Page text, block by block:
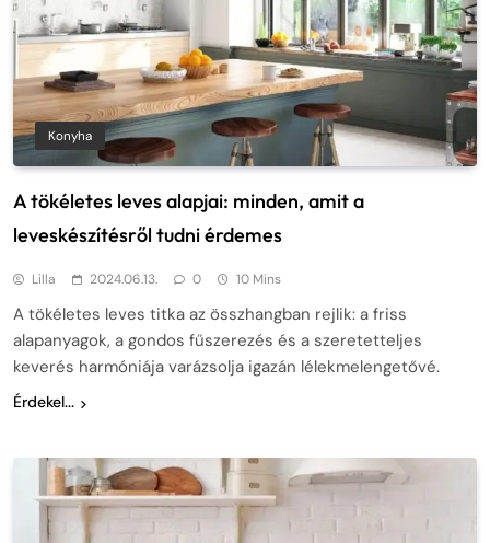
Konyha
A tökéletes leves alapjai: minden, amit a
leveskészítésről tudni érdemes
Lilla 2024.06.13. 0 10 Mins
A tökéletes leves titka az összhangban rejlik: a friss
alapanyagok, a gondos fűszerezés és a szeretetteljes
keverés harmóniája varázsolja igazán lélekmelengetővé.
Érdekel...